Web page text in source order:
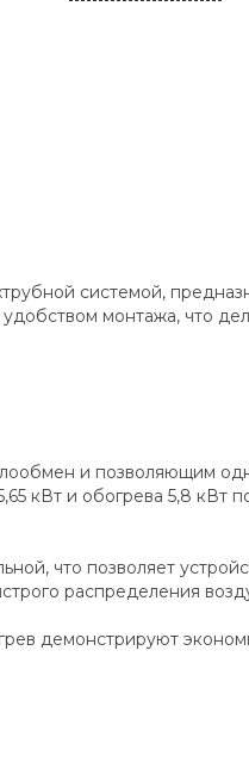
системой,
монтажа, что
и позволяющим
кВт и обогрева 5,8
что позволяет
распределения
демонстрируют